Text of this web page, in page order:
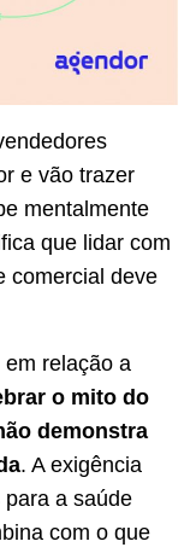
e vão trazer
mentalmente
que lidar com
comercial deve
relação a
o mito do
demonstra
. A exigência
a saúde
com o que